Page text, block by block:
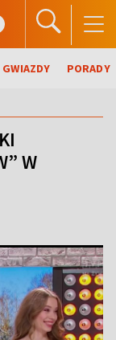
GWIAZDY PORADY
W